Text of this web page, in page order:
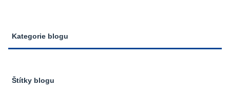
Kategorie blogu
Štítky blogu